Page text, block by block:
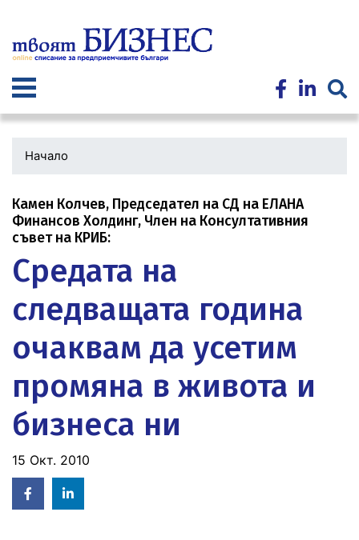
към
основното
Начало
Камен Колчев, Председател на СД на ЕЛАНА
Финансов Холдинг, Член на Консултативния
съвет на КРИБ:
Средата на
следващата година
очаквам да усетим
промяна в живота и
бизнеса ни
15 Окт. 2010
Facebook
in